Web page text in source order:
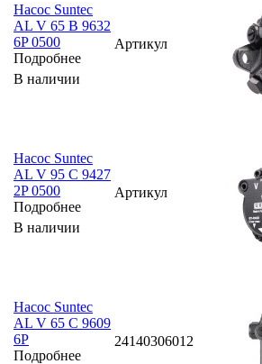
Насос Suntec
AL V 65 B 9632
6P 0500
Подробнее
В наличии
Артикул
Насос Suntec
AL V 95 C 9427
2P 0500
Подробнее
В наличии
Артикул
Насос Suntec
AL V 65 C 9609
6P
Подробнее
24140306012